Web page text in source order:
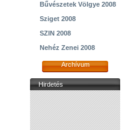
Bűvészetek Völgye 2008
Sziget 2008
SZIN 2008
Nehéz Zenei 2008
Archívum
Hirdetés